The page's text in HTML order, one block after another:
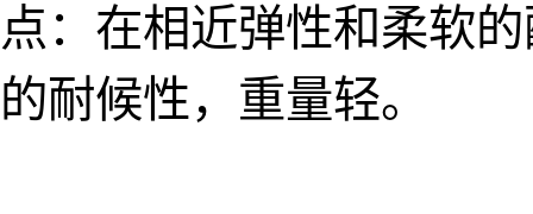
点：在相近弹性和柔软
的耐候性，重量轻。